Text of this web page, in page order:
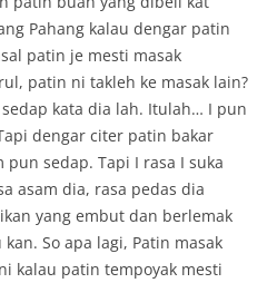
Pahang kalau dengar patin
patin je mesti masak
patin ni takleh ke masak lain?
kata dia lah. Itulah… I pun
dengar citer patin bakar
sedap. Tapi I rasa I suka
asam dia, rasa pedas dia
yang embut dan berlemak
So apa lagi, Patin masak
kalau patin tempoyak mesti